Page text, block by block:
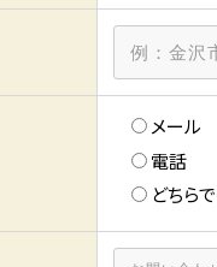
メール
電話
どちら